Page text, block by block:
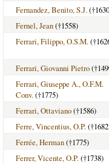
Fernandez, Benito, S.J.
Fernel, Jean(†1558)
Ferrari, Filippo, O.S.M.
Ferrari, Giovanni Pietro
Ferrari, Giuseppe A., O.F.M.
Conv.(†1775)
Ferrari, Ottaviano(†1586)
Ferre, Vincentius, O.P.
Ferrée, Herman(†1775)
Ferrer, Vicente, O.P.(†1738)